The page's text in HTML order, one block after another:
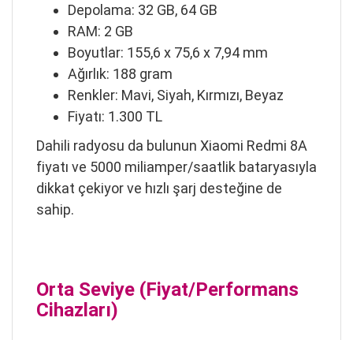
Depolama: 32 GB, 64 GB
RAM: 2 GB
Boyutlar: 155,6 x 75,6 x 7,94 mm
Ağırlık: 188 gram
Renkler: Mavi, Siyah, Kırmızı, Beyaz
Fiyatı: 1.300 TL
Dahili radyosu da bulunun Xiaomi Redmi 8A
fiyatı ve 5000 miliamper/saatlik bataryasıyla
dikkat çekiyor ve hızlı şarj desteğine de
sahip.
Orta Seviye (Fiyat/Performans
Cihazları)